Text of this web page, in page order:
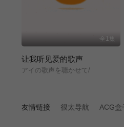
全1集
让我听见爱的歌声
アイの歌声を聴かせて/
友情链接 很太导航 ACG盒